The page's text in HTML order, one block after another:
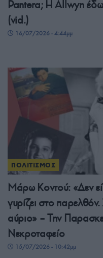
Pantera; Η Allwyn
(vid.)
16/07/2026 - 4:44μμ
ΠΟΛΙΤΙΣΜΟΣ
Μάρω Κοντού: «Δεν
γυρίζει στο
αύριο» – Την
Νεκροταφείο
15/07/2026 - 10:42μμ